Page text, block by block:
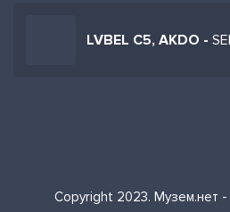
LVBEL C5, AKDO -
Copyright 2023. Музем.нет -